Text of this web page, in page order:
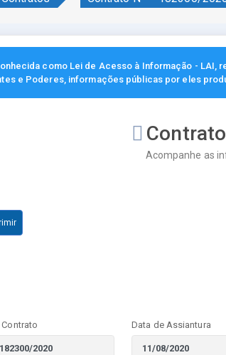
como Lei de Acesso à Informação -
e Poderes, informações públicas por eles
Acompanhe as
Contrato Data de Assiantura